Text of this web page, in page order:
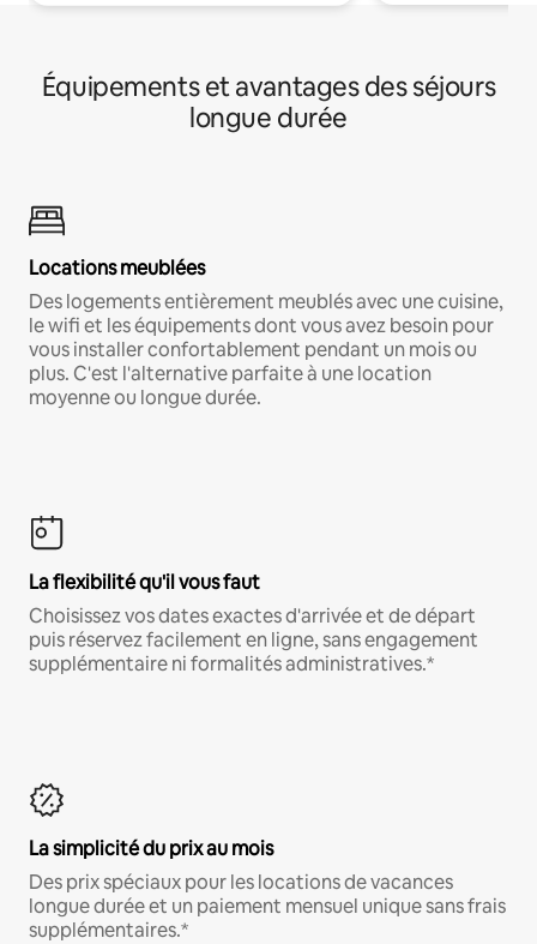
Équipements et avantages des séjours
longue durée
Locations meublées
Des logements entièrement meublés avec une cuisine,
le wifi et les équipements dont vous avez besoin pour
vous installer confortablement pendant un mois ou
plus. C'est l'alternative parfaite à une location
moyenne ou longue durée.
La flexibilité qu'il vous faut
Choisissez vos dates exactes d'arrivée et de départ
puis réservez facilement en ligne, sans engagement
supplémentaire ni formalités administratives.*
La simplicité du prix au mois
Des prix spéciaux pour les locations de vacances
longue durée et un paiement mensuel unique sans frais
supplémentaires.*